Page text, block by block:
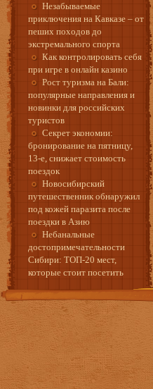
Незабываемые
приключения на Кавказе – от
пеших походов до
экстремального спорта
Как контролировать себя
при игре в онлайн казино
Рост туризма на Бали:
популярные направления и
новинки для российских
туристов
Секрет экономии:
бронирование на пятницу,
13-е, снижает стоимость
поездок
Новосибирский
путешественник обнаружил
под кожей паразита после
поездки в Азию
Небанальные
достопримечательности
Сибири: ТОП-20 мест,
которые стоит посетить